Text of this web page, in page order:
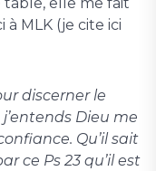
MLK (je cite ici
discerner le
Dieu me
Qu’il sait
ce Ps 23 qu’il est